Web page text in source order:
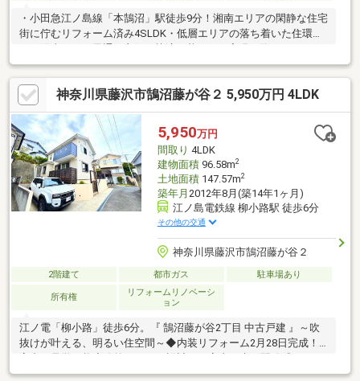
・小田急江ノ島線「本鵠沼」駅徒歩9分！湘南エリアの閑静な住宅
街に佇むリフォーム済み4SLDK・低層エリアの落ち着いた住環境
とりある敷地！開放的なお庭スペースは、お子様の遊び場やガー
デニング、家庭菜園にも最適・約15.1帖のLDKに加え、1階に居
室・水回りを配置した将来も安心の間取り・全居室収納＋納戸＋
床下収納付きで、豊富な収納力が魅力・隣家との距離にもゆとり
があり、プライバシー性にも配慮された住まい・スーパーや小・
中学校が徒歩圏内。子育て世帯にもおすすめ・湘南の穏やかな街
並みと利便性を兼ねた、家族が長く快適に暮らせる一邸
神奈川県藤沢市鵠沼藤が谷２ 5,950万円 4LDK
5,950万円
間取り 4LDK
建物面積96.58m2
土地面積147.57m2
築年月 2012年8月(築14年1ヶ月)
江ノ島電鉄線 柳小路駅 徒歩6分
その他の交通
神奈川県藤沢市鵠沼藤が谷２
2階建て 都市ガス 駐車場あり
所有権
リフォームリノベーシ
ョン
江ノ電「柳小路」徒歩6分。『 鵠沼藤が谷2丁目 中古戸建 』～吹
抜けが叶える、明るい住空間～◆内装リフォーム2月28日完成！
室内ご見学可能◇吹抜けのある設計で、室内に光と開放感をもた
らします◆4LDK×土地147.57㎡（登記）／建物96.58㎡のゆとり◇